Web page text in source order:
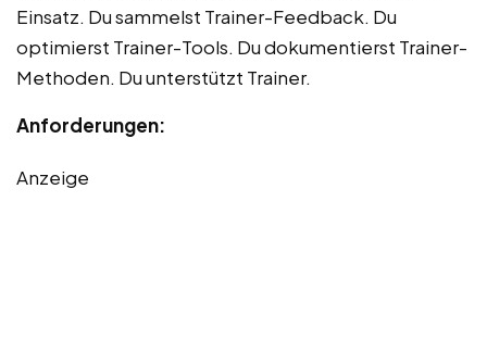
Einsatz. Du sammelst Trainer-Feedback. Du
optimierst Trainer-Tools. Du dokumentierst Trainer-
Methoden. Du unterstützt Trainer.
Anforderungen:
Anzeige